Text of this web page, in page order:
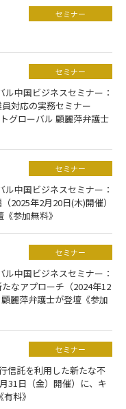
セミナー
セミナー
ル中国ビジネスセミナー：
対応の実務セミナー
グローバル 顧麗萍弁護士
セミナー
ル中国ビジネスセミナー：
2025年2月20日(木)開催）
参加無料》
セミナー
ル中国ビジネスセミナー：
なアプローチ（2024年12
麗萍弁護士が登壇《参加
セミナー
信託を利用した新たな不
31日（金）開催）に、キ
料》